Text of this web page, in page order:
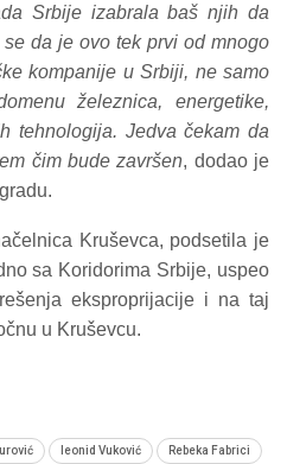
Srbije izabrala baš njih da
da je ovo tek prvi od mnogo
kompanije u Srbiji, ne samo
železnica, energetike,
tehnologija. Jedva čekam da
čim bude završen, dodao je
Kruševca, podsetila je
sa Koridorima Srbije, uspeo
eksproprijacije i na taj
u Kruševcu.
leonid Vuković Rebeka Fabrici